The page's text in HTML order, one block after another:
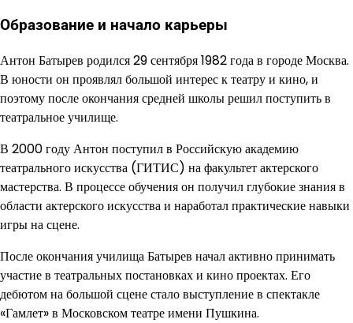
Образование и начало карьеры
Антон Батырев родился 29 сентября 1982 года в городе Москва.
В юности он проявлял большой интерес к театру и кино, и
поэтому после окончания средней школы решил поступить в
театральное училище.
В 2000 году Антон поступил в Российскую академию
театрального искусства (ГИТИС) на факультет актерского
мастерства. В процессе обучения он получил глубокие знания в
области актерского искусства и наработал практические навыки
игры на сцене.
После окончания училища Батырев начал активно принимать
участие в театральных постановках и кино проектах. Его
дебютом на большой сцене стало выступление в спектакле
«Гамлет» в Московском театре имени Пушкина.